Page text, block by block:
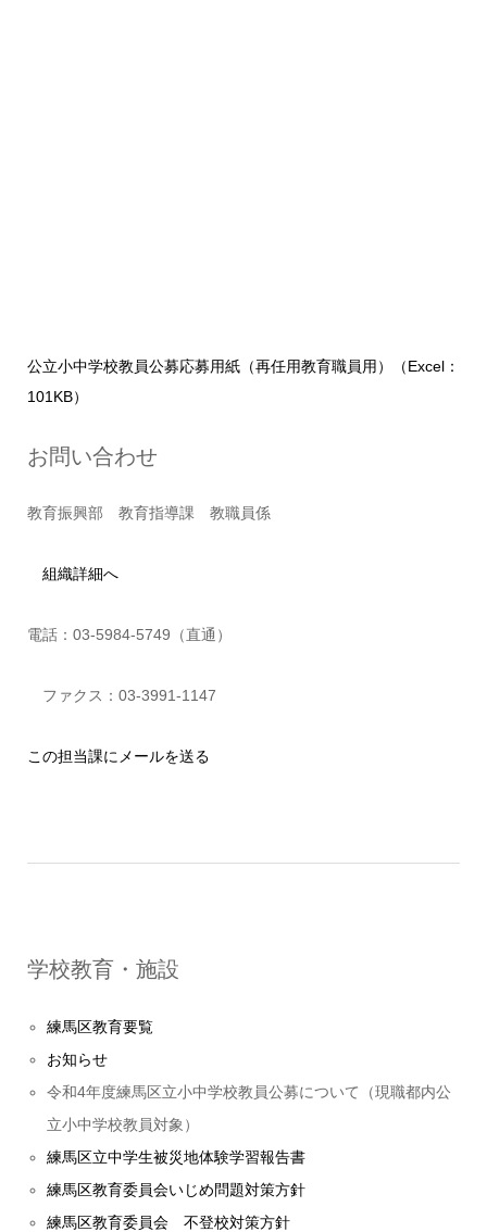
公立小中学校教員公募応募用紙（再任用教育職員用）（Excel：
101KB）
お問い合わせ
教育振興部 教育指導課 教職員係
組織詳細へ
電話：03-5984-5749（直通）
ファクス：03-3991-1147
この担当課にメールを送る
学校教育・施設
練馬区教育要覧
お知らせ
令和4年度練馬区立小中学校教員公募について（現職都内公
立小中学校教員対象）
練馬区立中学生被災地体験学習報告書
練馬区教育委員会いじめ問題対策方針
練馬区教育委員会 不登校対策方針